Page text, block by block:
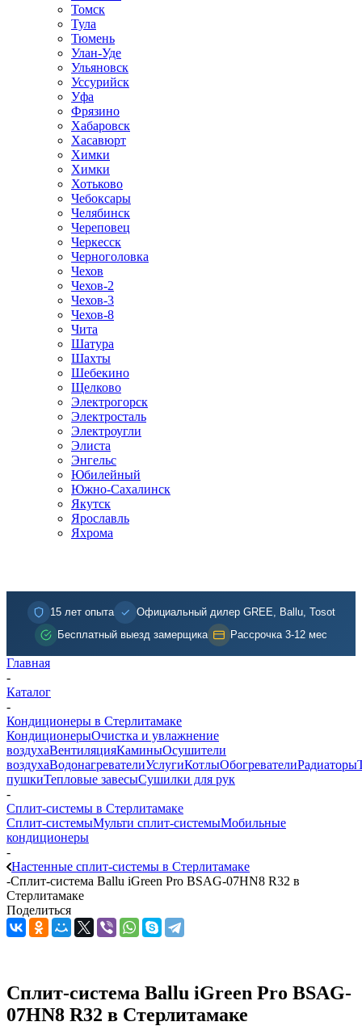
Томск
Тула
Тюмень
Улан-Уде
Ульяновск
Уссурийск
Уфа
Фрязино
Хабаровск
Хасавюрт
Химки
Химки
Хотьково
Чебоксары
Челябинск
Череповец
Черкесск
Черноголовка
Чехов
Чехов-2
Чехов-3
Чехов-8
Чита
Шатура
Шахты
Шебекино
Щелково
Электрогорск
Электросталь
Электроугли
Элиста
Энгельс
Юбилейный
Южно-Сахалинск
Якутск
Ярославль
Яхрома
15 лет опыта
Официальный дилер GREE, Ballu, Tosot
Бесплатный выезд замерщика
Рассрочка 3-12 мес
Главная
-
Каталог
-
Кондиционеры в Стерлитамаке
КондиционерыОчистка и увлажнение
воздухаВентиляцияКаминыОсушители
воздухаВодонагревателиУслугиКотлыОбогревателиРадиаторы
пушкиТепловые завесыСушилки для рук
-
Сплит-системы в Стерлитамаке
Сплит-системыМульти сплит-системыМобильные
кондиционеры
-
Настенные сплит-системы в Стерлитамаке
-Сплит-система Ballu iGreen Pro BSAG-07HN8 R32 в
Стерлитамаке
Поделиться
Сплит-система Ballu iGreen Pro BSAG-
07HN8 R32 в Стерлитамаке